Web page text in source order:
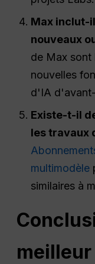
Max inclut-il
nouveaux
de Max sont
nouvelles
d'IA
Existe-t-il
les travaux
multimodèle
similaires à
meilleur